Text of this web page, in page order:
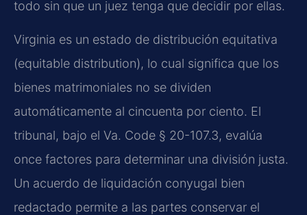
todo sin que un juez tenga que decidir por ellas.
Virginia es un estado de distribución equitativa
(equitable distribution), lo cual significa que los
bienes matrimoniales no se dividen
automáticamente al cincuenta por ciento. El
tribunal, bajo el Va. Code § 20-107.3, evalúa
once factores para determinar una división justa.
Un acuerdo de liquidación conyugal bien
redactado permite a las partes conservar el